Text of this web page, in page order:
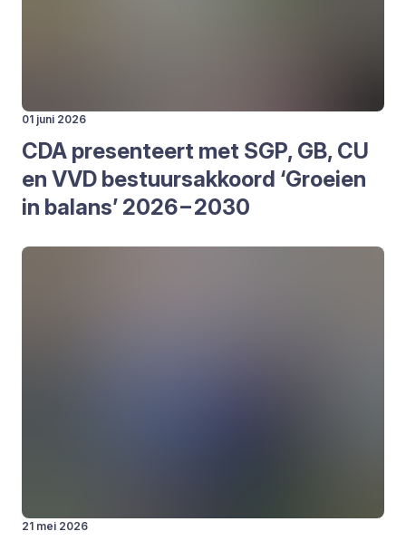
01 juni 2026
CDA pre­sen­teert met SGP, GB, CU
en VVD bestuurs­ak­koord ‘Groei­en
in balans’ 2026–2030
21 mei 2026